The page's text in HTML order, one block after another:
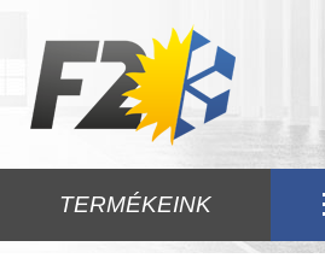
TERMÉKEINK